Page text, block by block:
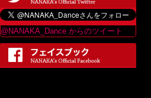
@NANAKA_Dance からのツイート